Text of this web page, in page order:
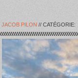
JACOB PILON // CATÉGORIE: